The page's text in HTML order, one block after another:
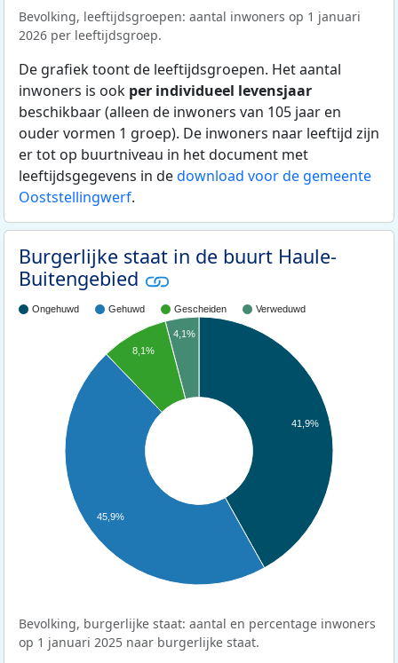
Bevolking, leeftijdsgroepen: aantal inwoners op 1 januari
2026 per leeftijdsgroep.
De grafiek toont de leeftijdsgroepen. Het aantal
inwoners is ook per individueel levensjaar
beschikbaar (alleen de inwoners van 105 jaar en
ouder vormen 1 groep). De inwoners naar leeftijd zijn
er tot op buurtniveau in het document met
leeftijdsgegevens in dedownload voor de gemeente
Ooststellingwerf.
Burgerlijke staat in de buurt Haule-
Buitengebied
Ongehuwd Gehuwd Gescheiden Verweduwd
41,9%
4,1%
8,1%
45,9%
Bevolking, burgerlijke staat: aantal en percentage inwoners
op 1 januari 2025 naar burgerlijke staat.